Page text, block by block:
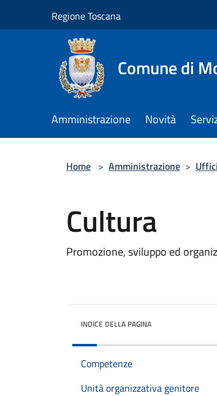
Regione Toscana
Comune di
Amministrazione Novità
Home > Amministrazione > Uffici
Cultura
Promozione, sviluppo ed
INDICE DELLA PAGINA
Competenze
Unità organizzativa genitore